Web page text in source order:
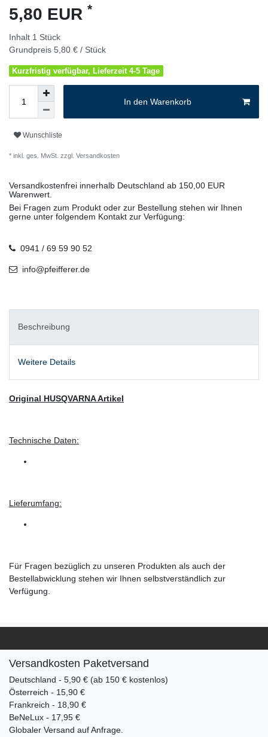
5,80 EUR *
Inhalt 1 Stück
Grundpreis 5,80 € / Stück
Kurzfristig verfügbar, Lieferzeit 4-5 Tage
In den Warenkorb
Wunschliste
* inkl. ges. MwSt. zzgl. Versandkosten
Versandkostenfrei innerhalb Deutschland ab 150,00 EUR
Warenwert.
Bei Fragen zum Produkt oder zur Bestellung stehen wir Ihnen
gerne unter folgendem Kontakt zur Verfügung:
0941 / 69 59 90 52
info@pfeifferer.de
Beschreibung
Weitere Details
Original HUSQVARNA Artikel
Technische Daten:
Lieferumfang:
Für Fragen bezüglich zu unseren Produkten als auch der
Bestellabwicklung stehen wir Ihnen selbstverständlich zur
Verfügung.
Versandkosten Paketversand
Deutschland - 5,90 € (ab 150 € kostenlos)
Österreich - 15,90 €
Frankreich - 18,90 €
BeNeLux - 17,95 €
Globaler Versand auf Anfrage.